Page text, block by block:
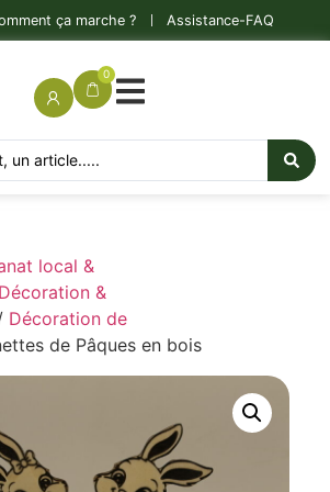
ça marche ? Assistance-FAQ
0
local &
Décoration &
Décoration de
de Pâques en bois